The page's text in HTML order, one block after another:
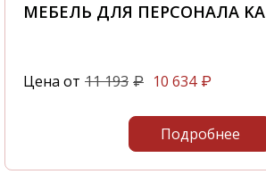
МЕБЕЛЬ ДЛЯ ПЕРСОНАЛА
Цена от 11 193 ₽ 10 634 ₽
Подробнее